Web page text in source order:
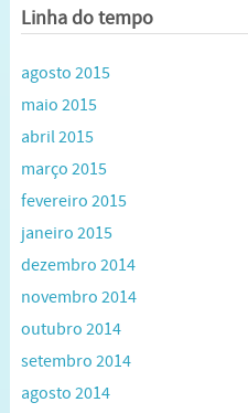
Linha do tempo
agosto 2015
maio 2015
abril 2015
março 2015
fevereiro 2015
janeiro 2015
dezembro 2014
novembro 2014
outubro 2014
setembro 2014
agosto 2014